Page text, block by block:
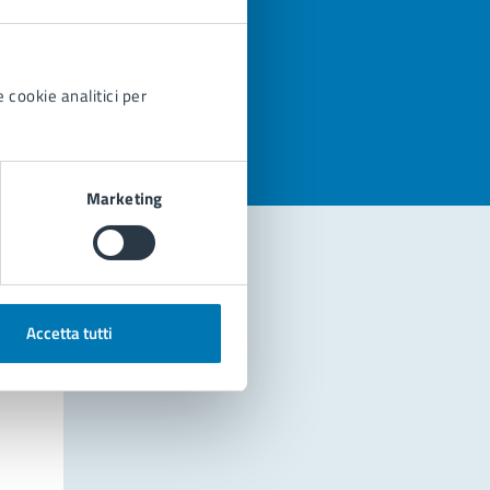
cookie analitici per
Marketing
Accetta tutti